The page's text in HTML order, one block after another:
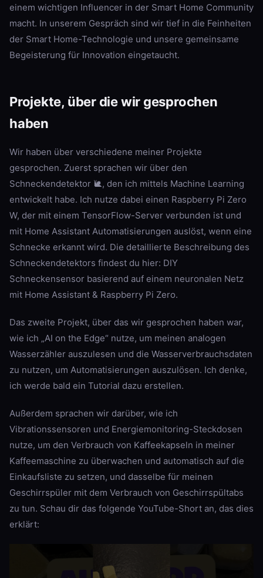
einem wichtigen Influencer in der Smart Home Community
macht. In unserem Gespräch sind wir tief in die Feinheiten
der Smart Home-Technologie und unsere gemeinsame
Begeisterung für Innovation eingetaucht.
Projekte, über die wir gesprochen
haben
Wir haben über verschiedene meiner Projekte
gesprochen. Zuerst sprachen wir über den
Schneckendetektor 🐌, den ich mittels Machine Learning
entwickelt habe. Ich nutze dabei einen Raspberry Pi Zero
W, der mit einem TensorFlow-Server verbunden ist und
mit Home Assistant Automatisierungen auslöst, wenn eine
Schnecke erkannt wird. Die detaillierte Beschreibung des
Schneckendetektors findest du hier: DIY
Schneckensensor basierend auf einem neuronalen Netz
mit Home Assistant & Raspberry Pi Zero.
Das zweite Projekt, über das wir gesprochen haben war,
wie ich „AI on the Edge“ nutze, um meinen analogen
Wasserzähler auszulesen und die Wasserverbrauchsdaten
zu nutzen, um Automatisierungen auszulösen. Ich denke,
ich werde bald ein Tutorial dazu erstellen.
Außerdem sprachen wir darüber, wie ich
Vibrationssensoren und Energiemonitoring-Steckdosen
nutze, um den Verbrauch von Kaffeekapseln in meiner
Kaffeemaschine zu überwachen und automatisch auf die
Einkaufsliste zu setzen, und dasselbe für meinen
Geschirrspüler mit dem Verbrauch von Geschirrspültabs
zu tun. Schau dir das folgende YouTube-Short an, das dies
erklärt: